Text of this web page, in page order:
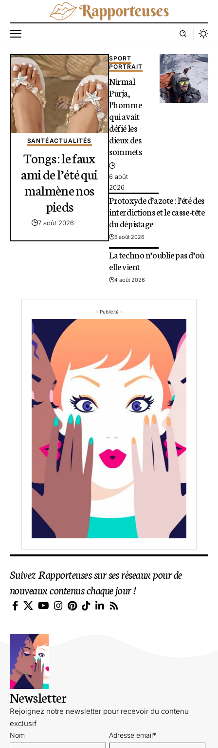
SANTÉACTUALITÉS
Tongs : le faux
ami de l’été qui
malmène nos
pieds
7 août 2026
SPORT
PORTRAIT
Nirmal
Purja,
l’homme
qui avait
défié les
dieux des
sommets
6 août
2026
Protoxyde d’azote : l’été des
interdictions et le casse-tête
du dépistage
5 août 2026
La techno n’oublie pas d’où
elle vient
4 août 2026
- Publicité -
Suivez Rapporteuses sur ses réseaux pour de
nouveaux contenus chaque jour !
Newsletter
Rejoignez notre newsletter pour recevoir du contenu
exclusif
Nom Adresse email*